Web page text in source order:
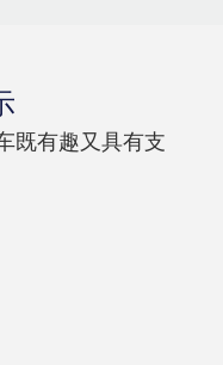
既有趣又具有支